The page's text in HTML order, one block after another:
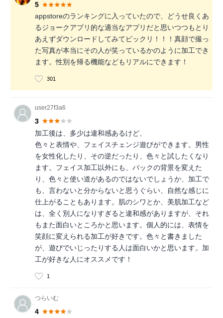
5
appstoreのランキングに入っていたので、どうせ良くあ
るジョークアプリ的な適当なアプリだと思いつつもとり
あえずダウンロードしてみてビックリ！！！真顔で撮っ
た写真が本当にその人が笑っているかのように加工でき
ます。性別を帰る機能などもリアルにできます！
301
user27f3a6
3
加工後は、多少は違和感あるけど、
色々と表情や、フェイスチェンジ遊びができます。男性
を女性化したり、その逆だったり、色々と試したくなり
ます。フェイス加工以外にも、バックの背景を変えた
り、色々と使い道があるのではないでしょうか、加工で
も、言わないと分からないと思うぐらい、自然な感じに
仕上がることもあります。肌のシワとか、美肌加工など
は、全く別人になりすぎると違和感がありますが、それ
もまた面白いところかと思います。個人的には、表情を
笑顔に変えられる加工が好きです。色々と書きました
が、遊びでいじったりする人は面白いかと思います。加
工が好きな人にオススメです！
1
つらいむ
4